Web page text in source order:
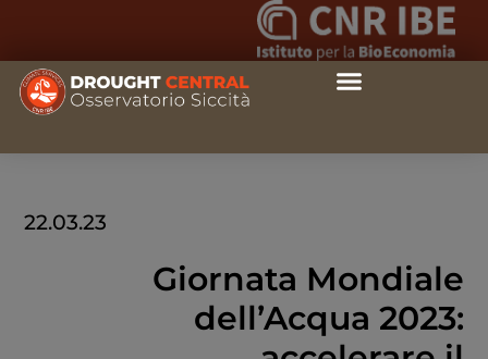
22.03.23
Giornata Mondiale
dell’Acqua 2023: